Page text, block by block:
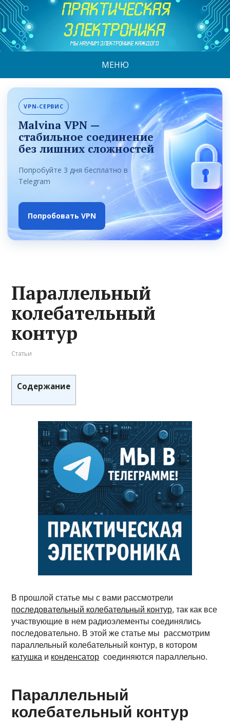
МЕНЮ
VPN-СЕРВИС
Malvina VPN —
стабильное соединение
без лишних сложностей
Попробуйте 3 дня бесплатно в
Telegram
Попробовать VPN
Параллельный
колебательный
контур
Статьи
Содержание
В прошлой статье мы с вами рассмотрели
последовательный колебательный контур, так как все
участвующие в нем радиоэлементы соединялись
последовательно. В этой же статье мы рассмотрим
параллельный колебательный контур, в котором
катушка и конденсатор соединяются параллельно.
Параллельный
колебательный контур